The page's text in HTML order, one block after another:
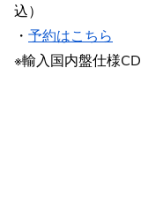
込）
・ 予約はこちら
※輸入国内盤仕様